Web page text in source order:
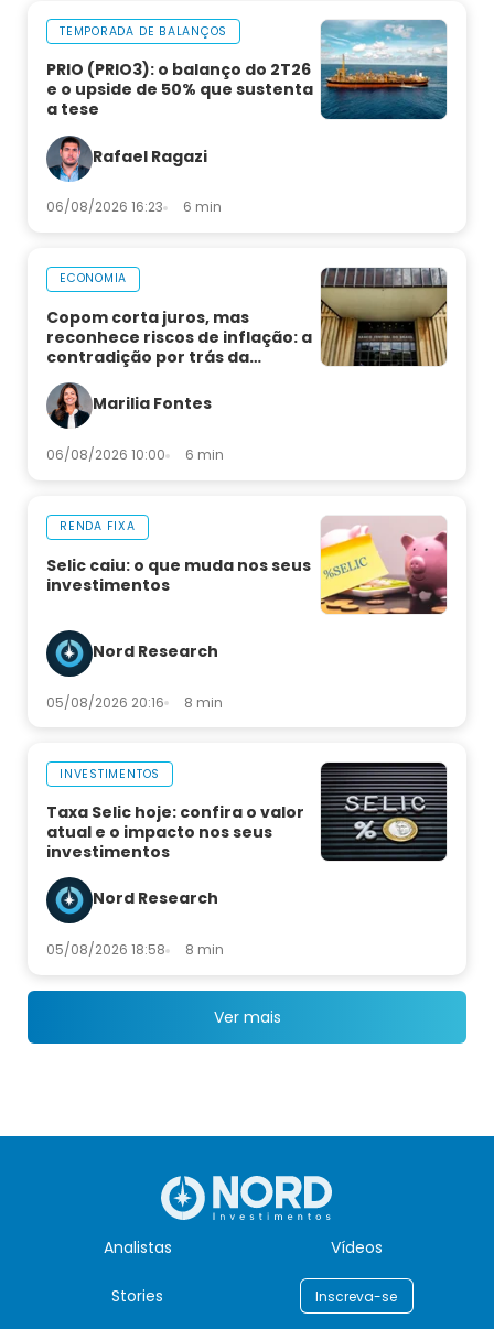
TEMPORADA DE BALANÇOS
PRIO (PRIO3): o balanço do 2T26
e o upside de 50% que sustenta
a tese
Rafael Ragazi
06/08/2026 16:23 6 min
ECONOMIA
Copom corta juros, mas
reconhece riscos de inflação: a
contradição por trás da
Marilia Fontes
06/08/2026 10:00 6 min
RENDA FIXA
Selic caiu: o que muda nos seus
investimentos
Nord Research
05/08/2026 20:16 8 min
INVESTIMENTOS
Taxa Selic hoje: confira o valor
atual e o impacto nos seus
investimentos
Nord Research
05/08/2026 18:58 8 min
Ver mais
Analistas Vídeos
Stories Inscreva-se